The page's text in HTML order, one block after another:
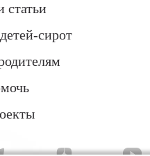
статьи
сирот